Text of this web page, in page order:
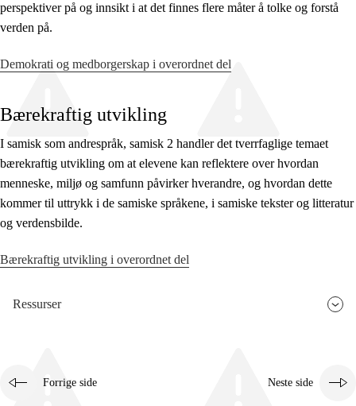
perspektiver på og innsikt i at det finnes flere måter å tolke og forstå
verden på.
Demokrati og medborgerskap i overordnet del
Bærekraftig utvikling
I samisk som andrespråk, samisk 2 handler det tverrfaglige temaet
bærekraftig utvikling om at elevene kan reflektere over hvordan
menneske, miljø og samfunn påvirker hverandre, og hvordan dette
kommer til uttrykk i de samiske språkene, i samiske tekster og litteratur
og verdensbilde.
Bærekraftig utvikling i overordnet del
Ressurser
Forrige side Neste side